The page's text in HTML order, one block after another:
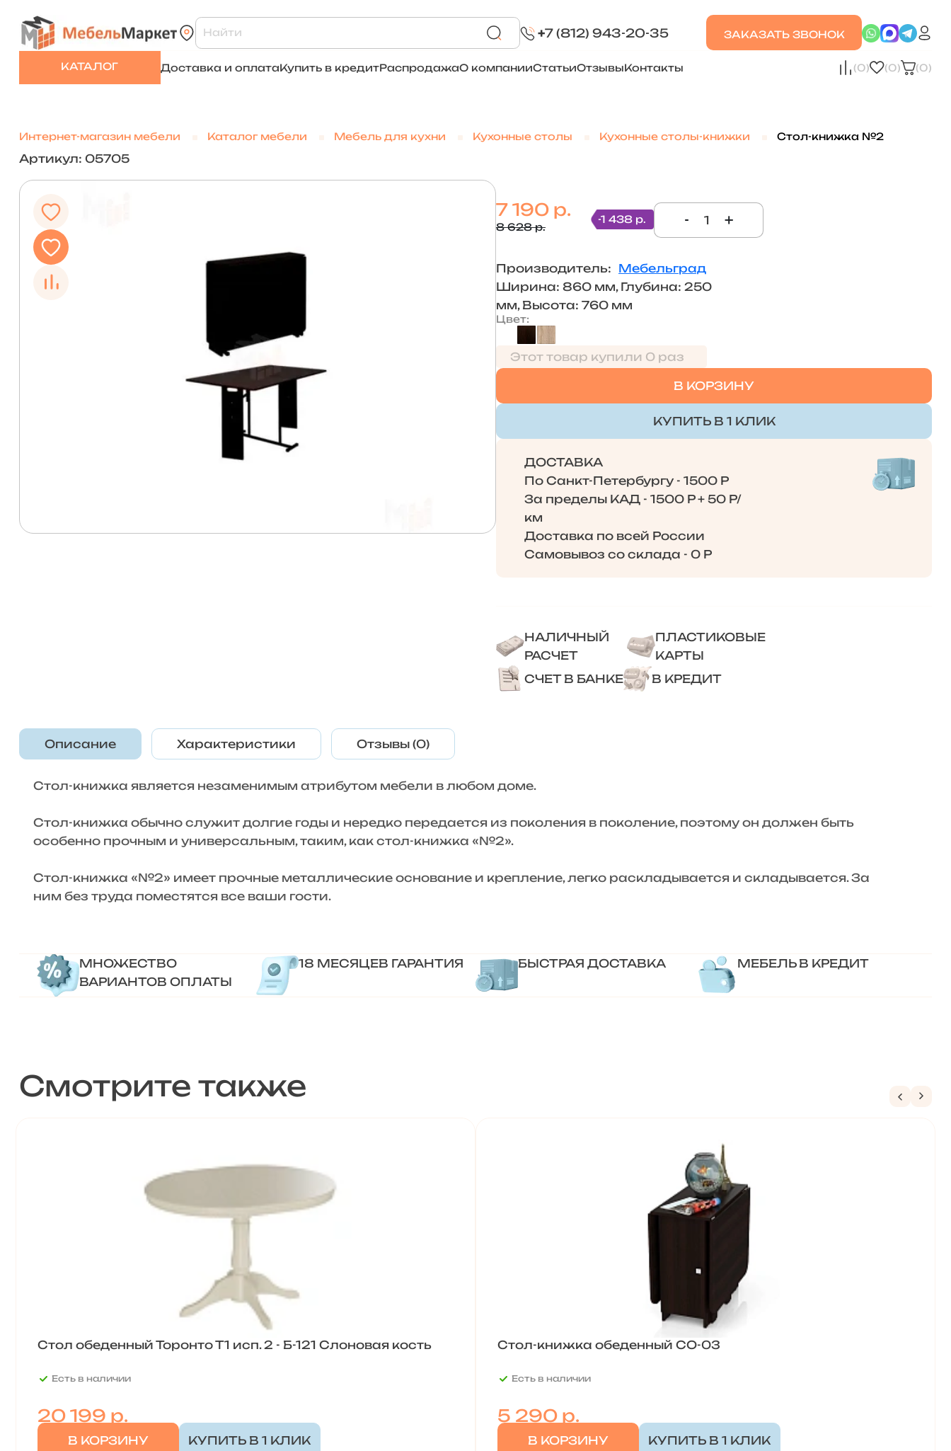
+7 (812) 943-20-35 ЗАКАЗАТЬ ЗВОНОК
КАТАЛОГ Доставка и оплатаКупить в кредитРаспродажаО компанииСтатьиОтзывыКонтакты (0) (0) (0)
Интернет-магазин мебели Каталог мебели Мебель для кухни Кухонные столы Кухонные столы-книжки Стол-книжка №2
Артикул: 05705
7 190 р.
8 628 р.
-1 438 р. - +
Производитель: Мебельград
Ширина: 860 мм, Глубина: 250
мм, Высота: 760 мм
Цвет
Этот товар купили 0 раз
В КОРЗИНУ
КУПИТЬ В 1 КЛИК
ДОСТАВКА
По Санкт-Петербургу - 1500 Р
За пределы КАД - 1500 Р + 50 Р/
км
Доставка по всей России
Самовывоз со склада - 0 Р
НАЛИЧНЫЙ
РАСЧЕТ
ПЛАСТИКОВЫЕ
КАРТЫ
СЧЕТ В БАНКЕ
В КРЕДИТ
Описание Характеристики Отзывы (0)
Стол-книжка является незаменимым атрибутом мебели в любом доме.
Стол-книжка обычно служит долгие годы и нередко передается из поколения в поколение, поэтому он должен быть
особенно прочным и универсальным, таким, как стол-книжка «№2».
Стол-книжка «№2» имеет прочные металлические основание и крепление, легко раскладывается и складывается. За
ним без труда поместятся все ваши гости.
МНОЖЕСТВО
ВАРИАНТОВ ОПЛАТЫ
18 МЕСЯЦЕВ ГАРАНТИЯ БЫСТРАЯ ДОСТАВКА МЕБЕЛЬ В КРЕДИТ
Смотрите также
Стол обеденный Торонто Т1 исп. 2 - Б-121 Слоновая кость
Есть в наличии
20 199 р.
В КОРЗИНУ КУПИТЬ В 1 КЛИК
Стол-книжка обеденный СО-03
Есть в наличии
5 290р.
В КОРЗИНУ КУПИТЬ В 1 КЛИК